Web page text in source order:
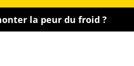
la peur du froid ?